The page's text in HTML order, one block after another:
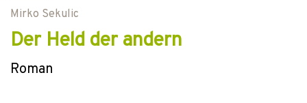
Mirko Sekulic
Der Held der andern
Roman